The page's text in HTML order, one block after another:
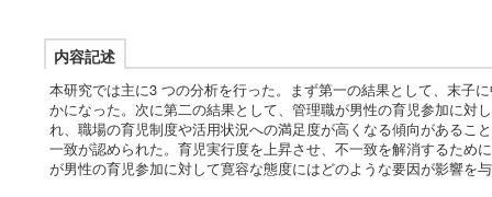
内容記述
本研究では主に3 つの分析を行った。まず第一の結果として、末子
かになった。次に第二の結果として、管理職が男性の育児参加に対
れ、職場の育児制度や活用状況への満足度が高くなる傾向があるこ
一致が認められた。育児実行度を上昇させ、不一致を解消するため
が男性の育児参加に対して寛容な態度にはどのような要因が影響を